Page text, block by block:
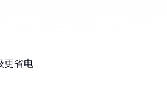
更省电